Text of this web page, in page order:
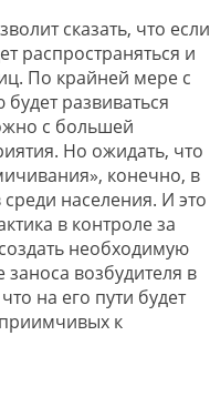
сказать, что если
распространяться и
По крайней мере с
развиваться
с большей
Но ожидать, что
конечно, в
населения. И это
в контроле за
необходимую
возбудителя в
на его пути будет
к